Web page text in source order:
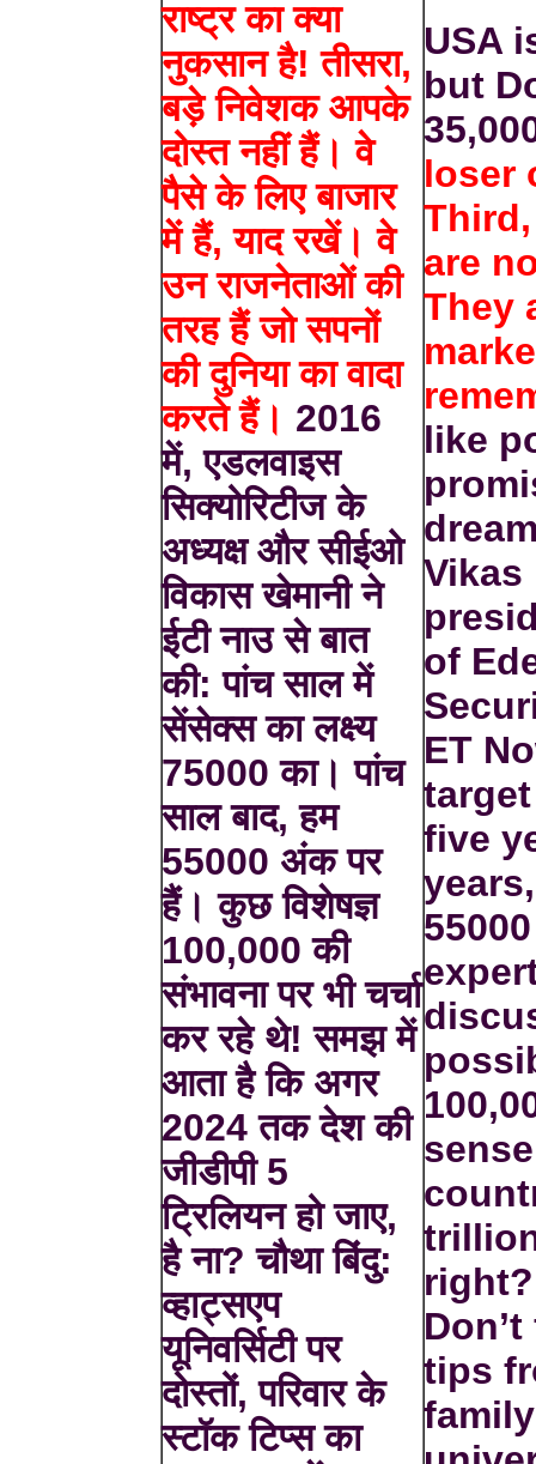
राष्ट्र का क्या
नुकसान है! तीसरा,
बड़े निवेशक आपके
दोस्त नहीं हैं। वे
पैसे के लिए बाजार
में हैं, याद रखें। वे
उन राजनेताओं की
तरह हैं जो सपनों
की दुनिया का वादा
करते हैं। 2016
में, एडलवाइस
सिक्योरिटीज के
अध्यक्ष और सीईओ
विकास खेमानी ने
ईटी नाउ से बात
की: पांच साल में
सेंसेक्स का लक्ष्य
75000 का। पांच
साल बाद, हम
55000 अंक पर
हैं। कुछ विशेषज्ञ
100,000 की
संभावना पर भी चर्चा
कर रहे थे! समझ में
आता है कि अगर
2024 तक देश की
जीडीपी 5
ट्रिलियन हो जाए,
है ना? चौथा बिंदु:
व्हाट्सएप
यूनिवर्सिटी पर
दोस्तों, परिवार के
स्टॉक टिप्स का
USA
but
loser
are
They
like
Vikas
of
ET
five
tips